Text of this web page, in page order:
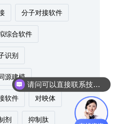
分子对接软件
综合软件
识别
源建模
软件 对映体
剂 抑制肽
你们是怎么收费的呢？